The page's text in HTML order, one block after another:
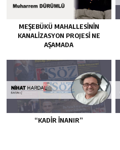
MEŞEBÜKÜ MAHALLESİNİN
KANALİZASYON PROJESİ NE
AŞAMADA
“KADIR İNANIR”